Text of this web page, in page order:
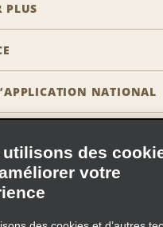
réservation
les professionnels
PLUS
offres par email
NATIONAL
utilisons des
votre